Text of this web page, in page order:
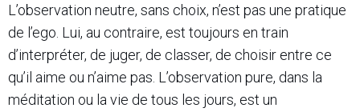
L’observation neutre, sans choix, n’est pas une pratique
de l’ego. Lui, au contraire, est toujours en train
d’interpréter, de juger, de classer, de choisir entre ce
qu’il aime ou n’aime pas. L’observation pure, dans la
méditation ou la vie de tous les jours, est un